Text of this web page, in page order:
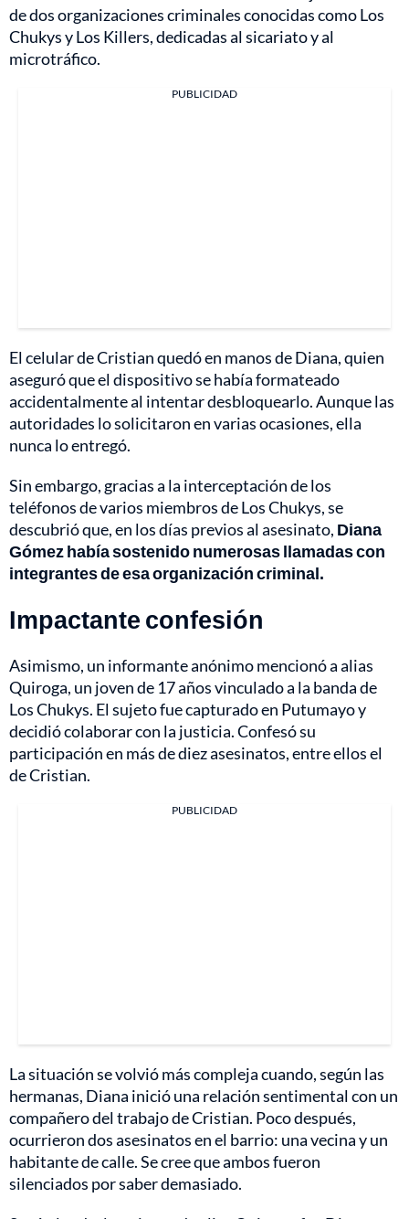
de dos organizaciones criminales conocidas como Los
Chukys y Los Killers, dedicadas al sicariato y al
microtráfico.
PUBLICIDAD
El celular de Cristian quedó en manos de Diana, quien
aseguró que el dispositivo se había formateado
accidentalmente al intentar desbloquearlo. Aunque las
autoridades lo solicitaron en varias ocasiones, ella
nunca lo entregó.
Sin embargo, gracias a la interceptación de los
teléfonos de varios miembros de Los Chukys, se
descubrió que, en los días previos al asesinato, Diana
Gómez había sostenido numerosas llamadas con
integrantes de esa organización criminal.
Impactante confesión
Asimismo, un informante anónimo mencionó a alias
Quiroga, un joven de 17 años vinculado a la banda de
Los Chukys. El sujeto fue capturado en Putumayo y
decidió colaborar con la justicia. Confesó su
participación en más de diez asesinatos, entre ellos el
de Cristian.
PUBLICIDAD
La situación se volvió más compleja cuando, según las
hermanas, Diana inició una relación sentimental con un
compañero del trabajo de Cristian. Poco después,
ocurrieron dos asesinatos en el barrio: una vecina y un
habitante de calle. Se cree que ambos fueron
silenciados por saber demasiado.